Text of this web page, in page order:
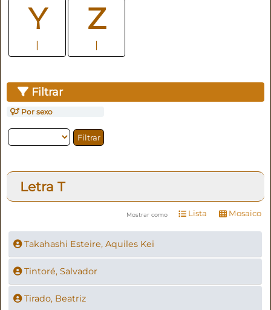
Y
1
Z
1
Filtrar
Por sexo
Letra T
Mostrar como Lista Mosaico
Takahashi Esteire, Aquiles Kei
Tintoré, Salvador
Tirado, Beatriz